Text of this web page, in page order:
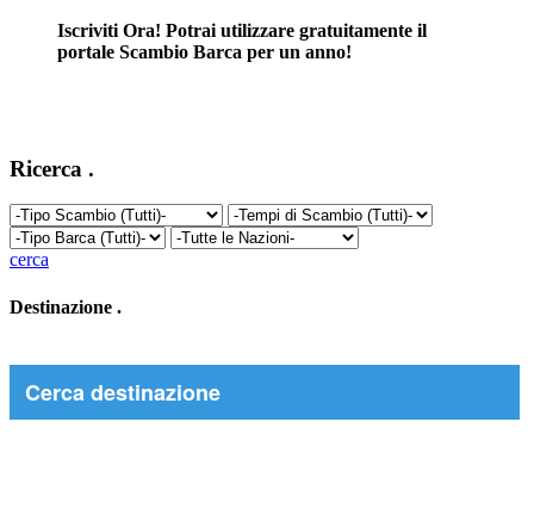
Iscriviti Ora! Potrai utilizzare gratuitamente il
portale Scambio Barca per un anno!
Ricerca .
cerca
Destinazione .